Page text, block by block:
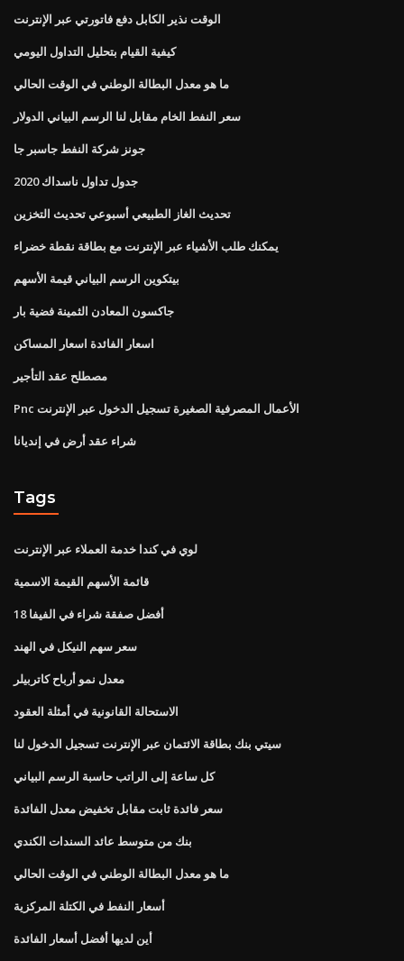
الوقت نذير الكابل دفع فاتورتي عبر الإنترنت
كيفية القيام بتحليل التداول اليومي
ما هو معدل البطالة الوطني في الوقت الحالي
سعر النفط الخام مقابل لنا الرسم البياني الدولار
جونز شركة النفط جاسبر جا
جدول تداول ناسداك 2020
تحديث الغاز الطبيعي أسبوعي تحديث التخزين
يمكنك طلب الأشياء عبر الإنترنت مع بطاقة نقطة خضراء
بيتكوين الرسم البياني قيمة الأسهم
جاكسون المعادن الثمينة فضية بار
اسعار الفائدة اسعار المساكن
مصطلح عقد التأجير
Pnc الأعمال المصرفية الصغيرة تسجيل الدخول عبر الإنترنت
شراء عقد أرض في إنديانا
Tags
لوي في كندا خدمة العملاء عبر الإنترنت
قائمة الأسهم القيمة الاسمية
أفضل صفقة شراء في الفيفا 18
سعر سهم النيكل في الهند
معدل نمو أرباح كاتربيلر
الاستحالة القانونية في أمثلة العقود
سيتي بنك بطاقة الائتمان عبر الإنترنت تسجيل الدخول لنا
كل ساعة إلى الراتب حاسبة الرسم البياني
سعر فائدة ثابت مقابل تخفيض معدل الفائدة
بنك من متوسط ​​عائد السندات الكندي
ما هو معدل البطالة الوطني في الوقت الحالي
أسعار النفط في الكتلة المركزية
أين لديها أفضل أسعار الفائدة